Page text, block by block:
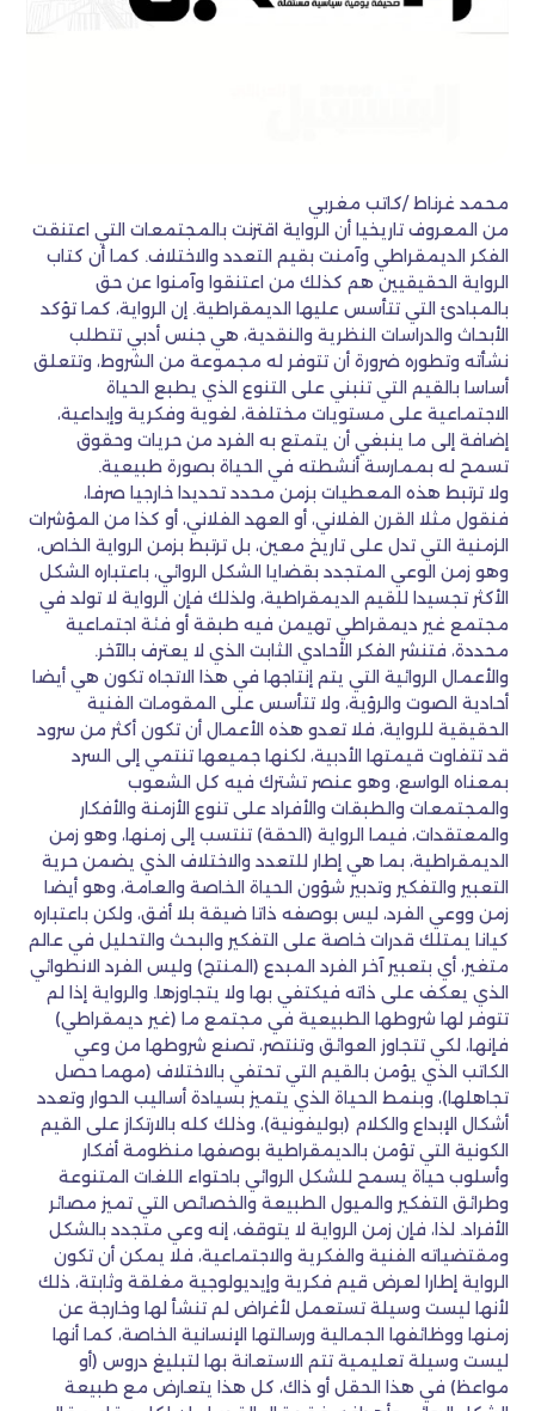
محمد غرناط /كاتب مغربي
من المعروف تاريخيا أن الرواية اقترنت بالمجتمعات التي اعتنقت
الفكر الديمقراطي وآمنت بقيم التعدد والاختلاف. كما أن كتاب
الرواية الحقيقيين هم كذلك من اعتنقوا وآمنوا عن حق
بالمبادئ التي تتأسس عليها الديمقراطية. إن الرواية، كما تؤكد
الأبحاث والدراسات النظرية والنقدية، هي جنس أدبي تتطلب
نشأته وتطوره ضرورة أن تتوفر له مجموعة من الشروط، وتتعلق
أساسا بالقيم التي تنبني على التنوع الذي يطبع الحياة
الاجتماعية على مستويات مختلفة، لغوية وفكرية وإبداعية،
إضافة إلى ما ينبغي أن يتمتع به الفرد من حريات وحقوق
تسمح له بممارسة أنشطته في الحياة بصورة طبيعية.
ولا ترتبط هذه المعطيات بزمن محدد تحديدا خارجيا صرفا،
فنقول مثلا القرن الفلاني، أو العهد الفلاني، أو كذا من المؤشرات
الزمنية التي تدل على تاريخ معين، بل ترتبط بزمن الرواية الخاص،
وهو زمن الوعي المتجدد بقضايا الشكل الروائي، باعتباره الشكل
الأكثر تجسيدا للقيم الديمقراطية، ولذلك فإن الرواية لا تولد في
مجتمع غير ديمقراطي تهيمن فيه طبقة أو فئة اجتماعية
محددة، فتنشر الفكر الأحادي الثابت الذي لا يعترف بالآخر.
والأعمال الروائية التي يتم إنتاجها في هذا الاتجاه تكون هي أيضا
أحادية الصوت والرؤية، ولا تتأسس على المقومات الفنية
الحقيقية للرواية، فلا تعدو هذه الأعمال أن تكون أكثر من سرود
قد تتفاوت قيمتها الأدبية، لكنها جميعها تنتمي إلى السرد
بمعناه الواسع، وهو عنصر تشترك فيه كل الشعوب
والمجتمعات والطبقات والأفراد على تنوع الأزمنة والأفكار
والمعتقدات، فيما الرواية (الحقة) تنتسب إلى زمنها، وهو زمن
الديمقراطية، بما هي إطار للتعدد والاختلاف الذي يضمن حرية
التعبير والتفكير وتدبير شؤون الحياة الخاصة والعامة، وهو أيضا
زمن ووعي الفرد، ليس بوصفه ذاتا ضيقة بلا أفق، ولكن باعتباره
كيانا يمتلك قدرات خاصة على التفكير والبحث والتحليل في عالم
متغير، أي بتعبير آخر الفرد المبدع (المنتج) وليس الفرد الانطوائي
الذي يعكف على ذاته فيكتفي بها ولا يتجاوزها. والرواية إذا لم
تتوفر لها شروطها الطبيعية في مجتمع ما (غير ديمقراطي)
فإنها، لكي تتجاوز العوائق وتنتصر، تصنع شروطها من وعي
الكاتب الذي يؤمن بالقيم التي تحتفي بالاختلاف (مهما حصل
تجاهلها)، وبنمط الحياة الذي يتميز بسيادة أساليب الحوار وتعدد
أشكال الإبداع والكلام (بوليفونية)، وذلك كله بالارتكاز على القيم
الكونية التي تؤمن بالديمقراطية بوصفها منظومة أفكار
وأسلوب حياة يسمح للشكل الروائي باحتواء اللغات المتنوعة
وطرائق التفكير والميول الطبيعة والخصائص التي تميز مصائر
الأفراد. لذا، فإن زمن الرواية لا يتوقف، إنه وعي متجدد بالشكل
ومقتضياته الفنية والفكرية والاجتماعية، فلا يمكن أن تكون
الرواية إطارا لعرض قيم فكرية وإيديولوجية مغلقة وثابتة، ذلك
لأنها ليست وسيلة تستعمل لأغراض لم تنشأ لها وخارجة عن
زمنها ووظائفها الجمالية ورسالتها الإنسانية الخاصة، كما أنها
ليست وسيلة تعليمية تتم الاستعانة بها لتبليغ دروس (أو
مواعظ) في هذا الحقل أو ذاك، كل هذا يتعارض مع طبيعة